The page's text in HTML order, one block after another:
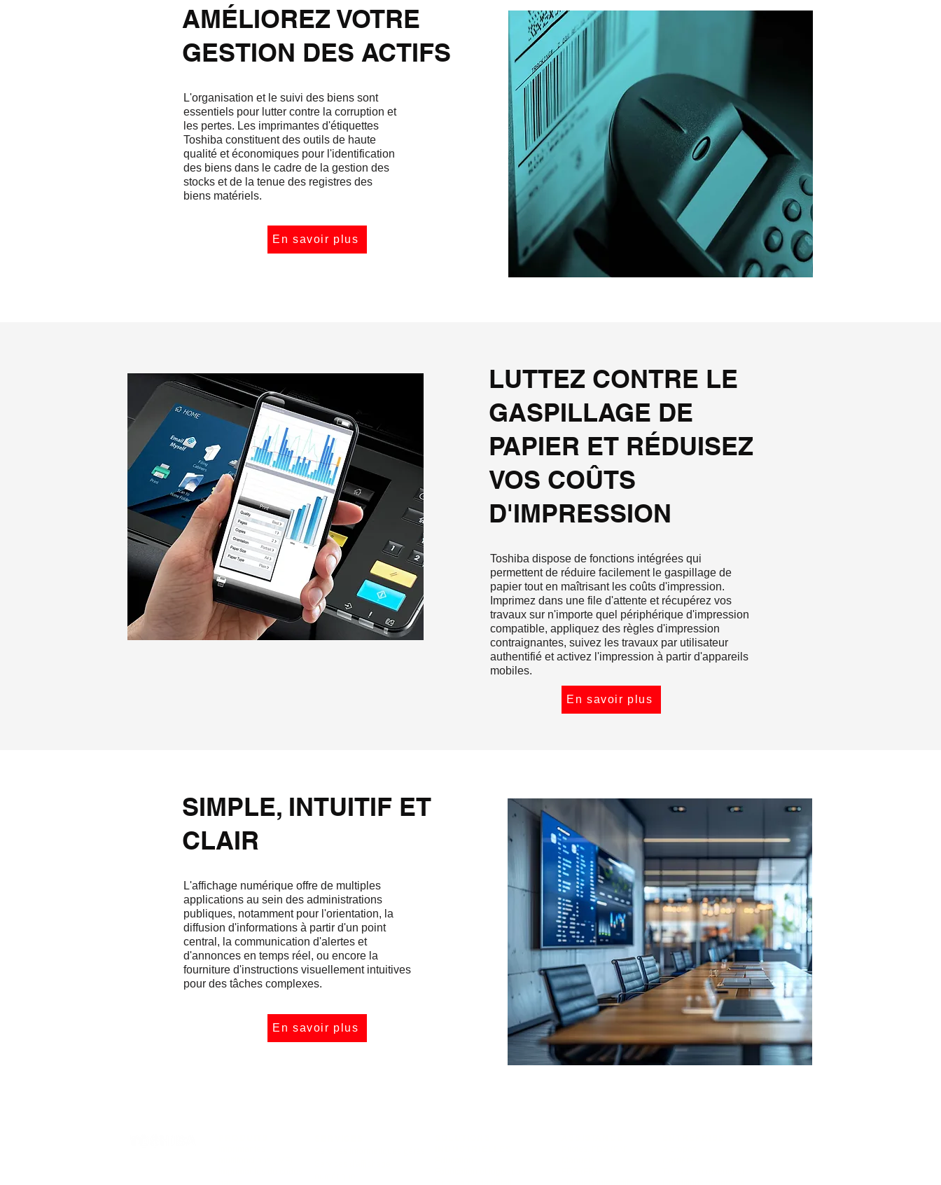
AMÉLIOREZ VOTRE
GESTION DES ACTIFS
L'organisation et le suivi des biens sont
essentiels pour lutter contre la corruption et
les pertes. Les imprimantes d'étiquettes
Toshiba constituent des outils de haute
qualité et économiques pour l'identification
des biens dans le cadre de la gestion des
stocks et de la tenue des registres des
biens matériels.
En savoir plus
LUTTEZ CONTRE LE
GASPILLAGE DE
PAPIER ET RÉDUISEZ
VOS COÛTS
D'IMPRESSION
Toshiba dispose de fonctions intégrées qui
permettent de réduire facilement le gaspillage de
papier tout en maîtrisant les coûts d'impression.
Imprimez dans une file d'attente et récupérez vos
travaux sur n'importe quel périphérique d'impression
compatible, appliquez des règles d'impression
contraignantes, suivez les travaux par utilisateur
authentifié et activez l'impression à partir d'appareils
mobiles.
En savoir plus
SIMPLE, INTUITIF ET
CLAIR
L'affichage numérique offre de multiples
applications au sein des administrations
publiques, notamment pour l'orientation, la
diffusion d'informations à partir d'un point
central, la communication d'alertes et
d'annonces en temps réel, ou encore la
fourniture d'instructions visuellement intuitives
pour des tâches complexes.
En savoir plus